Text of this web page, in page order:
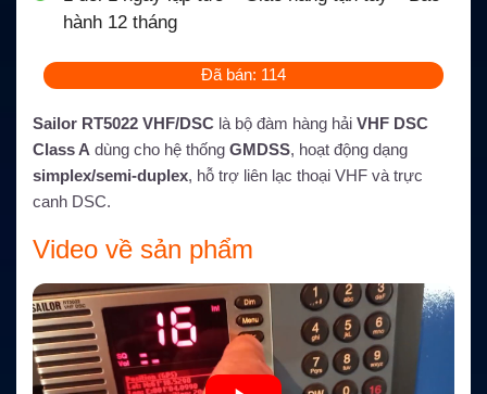
hành 12 tháng
Đã bán: 114
Sailor RT5022 VHF/DSC là bộ đàm hàng hải VHF DSC
Class A dùng cho hệ thống GMDSS, hoạt động dạng
simplex/semi-duplex, hỗ trợ liên lạc thoại VHF và trực
canh DSC.
Video về sản phẩm